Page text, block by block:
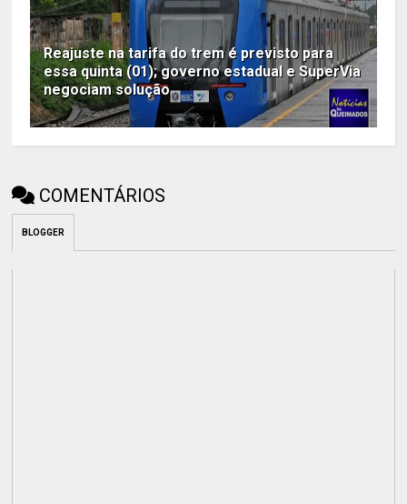
Reajuste na tarifa do trem é previsto para
essa quinta (01); governo estadual e SuperVia
negociam solução
COMENTÁRIOS
BLOGGER